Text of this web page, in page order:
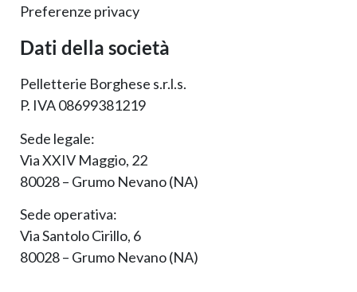
Preferenze privacy
Dati della società
Pelletterie Borghese s.r.l.s.
P. IVA 08699381219
Sede legale:
Via XXIV Maggio, 22
80028 – Grumo Nevano (NA)
Sede operativa:
Via Santolo Cirillo, 6
80028 – Grumo Nevano (NA)